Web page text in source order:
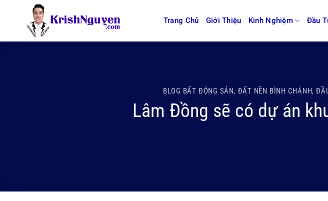
Trang Chủ Giới Thiệu Kinh Nghiệm Đầu
BLOG BẤT ĐỘNG SẢN, ĐẤT NỀN BÌNH CHÁNH,
Lâm Đồng sẽ có dự án